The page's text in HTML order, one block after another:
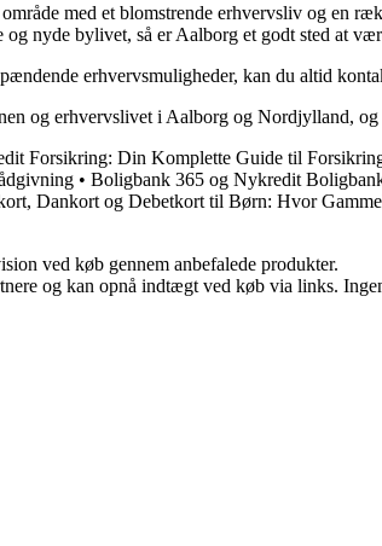
med et blomstrende erhvervsliv og en
nyde bylivet, så er Aalborg et godt sted at
erhvervsmuligheder, kan du altid
og erhvervslivet i Aalborg og Nordjylland,
Forsikring: Din Komplette Guide til
• Boligbank 365 og Nykredit
Dankort og Debetkort til Børn: Hvor
ved køb gennem anbefalede produkter.
og kan opnå indtægt ved køb via links.